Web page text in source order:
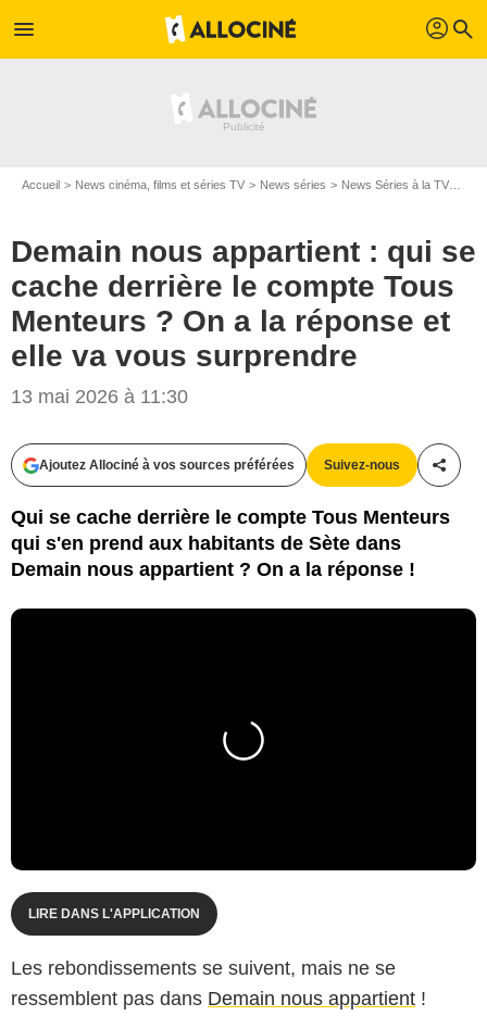
menu profil search
Accueil News cinéma, films et séries TV News séries News Séries à la TV
Demain nous appartient : qui se
cache derrière le compte Tous
Menteurs ? On a la réponse et
elle va vous surprendre
13 mai 2026 à 11:30
Ajoutez Allociné à vos sources préférées Suivez-nous
Qui se cache derrière le compte Tous Menteurs
qui s'en prend aux habitants de Sète dans
Demain nous appartient ? On a la réponse !
LIRE DANS L'APPLICATION
Les rebondissements se suivent, mais ne se
ressemblent pas dans Demain nous appartient !